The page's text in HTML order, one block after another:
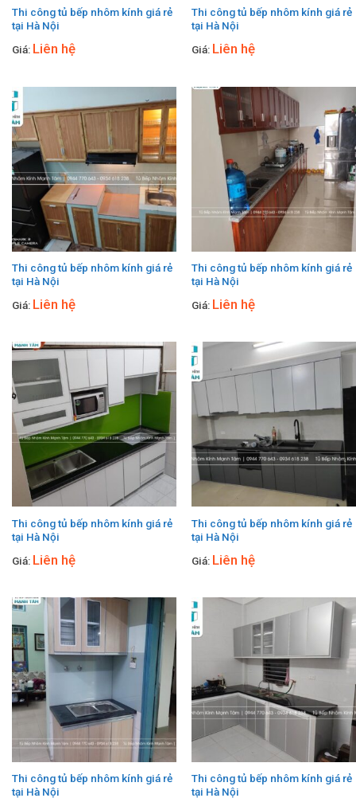
Thi công tủ bếp nhôm kính giá rẻ
tại Hà Nội
Giá: Liên hệ
Thi công tủ bếp nhôm kính giá rẻ
tại Hà Nội
Giá: Liên hệ
Thi công tủ bếp nhôm kính giá rẻ
tại Hà Nội
Giá: Liên hệ
Thi công tủ bếp nhôm kính giá rẻ
tại Hà Nội
Giá: Liên hệ
Thi công tủ bếp nhôm kính giá rẻ
tại Hà Nội
Giá: Liên hệ
Thi công tủ bếp nhôm kính giá rẻ
tại Hà Nội
Giá: Liên hệ
Thi công tủ bếp nhôm kính giá rẻ
tại Hà Nội
Thi công tủ bếp nhôm kính giá rẻ
tại Hà Nội